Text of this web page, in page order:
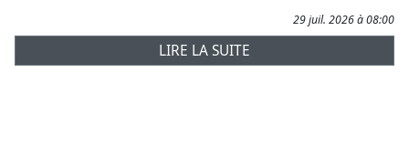
29 juil. 2026 à 08:00
LIRE LA SUITE